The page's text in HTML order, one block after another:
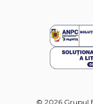
© 2026 Grupul